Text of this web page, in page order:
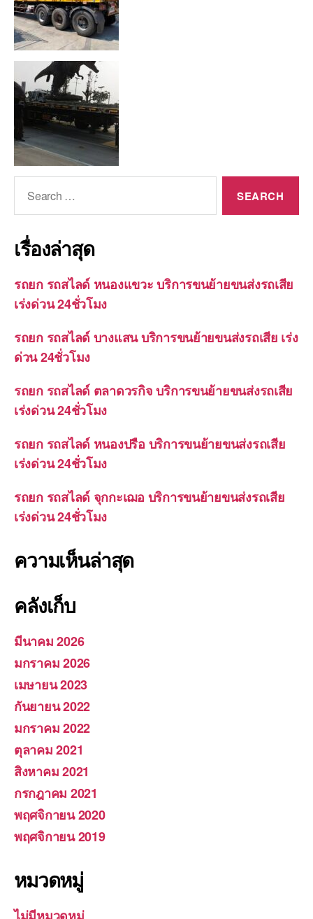
เรื่องล่าสุด
รถยก รถสไลด์ หนองแขวะ บริการขนย้ายขนส่งรถเสีย
เร่งด่วน 24ชั่วโมง
รถยก รถสไลด์ บางแสน บริการขนย้ายขนส่งรถเสีย เร่ง
ด่วน 24ชั่วโมง
รถยก รถสไลด์ ตลาดวรกิจ บริการขนย้ายขนส่งรถเสีย
เร่งด่วน 24ชั่วโมง
รถยก รถสไลด์ หนองปรือ บริการขนย้ายขนส่งรถเสีย
เร่งด่วน 24ชั่วโมง
รถยก รถสไลด์ จุกกะเฌอ บริการขนย้ายขนส่งรถเสีย
เร่งด่วน 24ชั่วโมง
ความเห็นล่าสุด
คลังเก็บ
มีนาคม 2026
มกราคม 2026
เมษายน 2023
กันยายน 2022
มกราคม 2022
ตุลาคม 2021
สิงหาคม 2021
กรกฎาคม 2021
พฤศจิกายน 2020
พฤศจิกายน 2019
หมวดหมู่